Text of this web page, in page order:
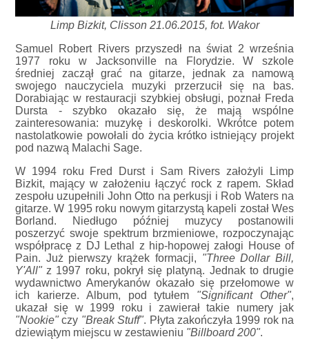
Limp Bizkit, Clisson 21.06.2015, fot. Wakor
Samuel Robert Rivers przyszedł na świat 2 września
1977 roku w Jacksonville na Florydzie. W szkole
średniej zaczął grać na gitarze, jednak za namową
swojego nauczyciela muzyki przerzucił się na bas.
Dorabiając w restauracji szybkiej obsługi, poznał Freda
Dursta - szybko okazało się, że mają wspólne
zainteresowania: muzykę i deskorolki. Wkrótce potem
nastolatkowie powołali do życia krótko istniejący projekt
pod nazwą Malachi Sage.
W 1994 roku Fred Durst i Sam Rivers założyli Limp
Bizkit, mający w założeniu łączyć rock z rapem. Skład
zespołu uzupełnili John Otto na perkusji i Rob Waters na
gitarze. W 1995 roku nowym gitarzystą kapeli został Wes
Borland. Niedługo później muzycy postanowili
poszerzyć swoje spektrum brzmieniowe, rozpoczynając
współpracę z DJ Lethal z hip-hopowej załogi House of
Pain. Już pierwszy krążek formacji, "Three Dollar Bill,
Y'All"z 1997 roku, pokrył się platyną. Jednak to drugie
wydawnictwo Amerykanów okazało się przełomowe w
ich karierze. Album, pod tytułem "Significant Other",
ukazał się w 1999 roku i zawierał takie numery jak
"Nookie"czy "Break Stuff". Płyta zakończyła 1999 rok na
dziewiątym miejscu w zestawieniu "Billboard 200".